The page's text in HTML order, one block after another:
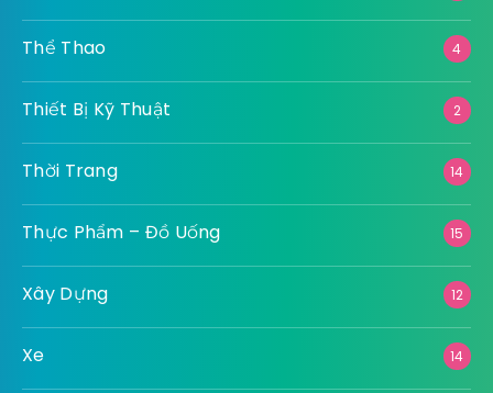
Thể Thao 4
Thiết Bị Kỹ Thuật 2
Thời Trang 14
Thực Phẩm – Đồ Uống 15
Xây Dựng 12
Xe 14